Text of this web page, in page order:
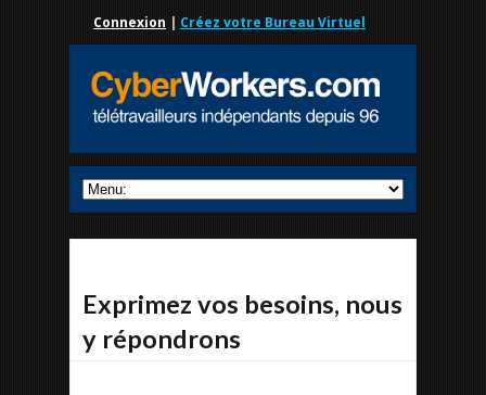
Connexion | Créez votre Bureau Virtuel
Exprimez vos besoins, nous
y répondrons